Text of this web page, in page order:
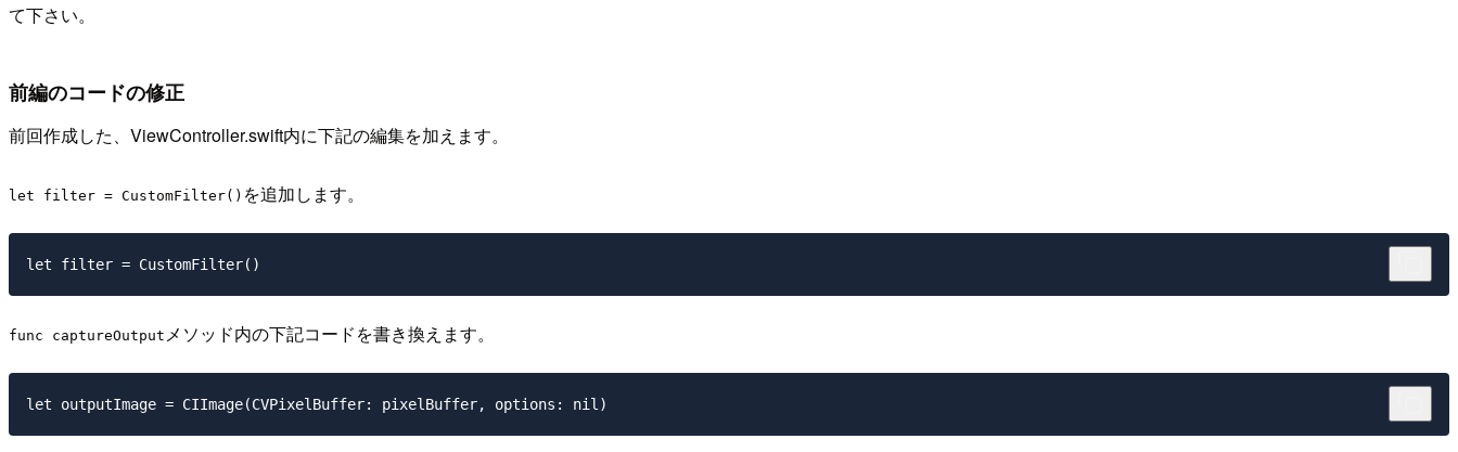
て下さい。
前編のコードの修正
前回作成した、ViewController.swift内に下記の編集を加えます。
let filter = CustomFilter() を追加します。
func captureOutput メソッド内の下記コードを書き換えます。